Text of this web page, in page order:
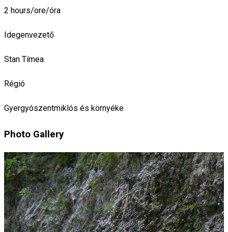
2 hours/ore/óra
Idegenvezető
Stan Tímea
Régió
Gyergyószentmiklós és környéke
Photo Gallery